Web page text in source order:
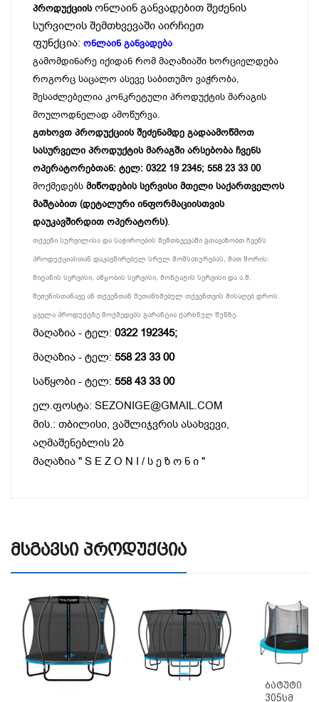
პროდუქციის ონლაინ განვადებით შეძენის
სურვილის შემთხვევაში აირჩიეთ
ფუნქცია: ონლაინ განვადება
გამომდინარე იქიდან რომ მაღაზიაში ხორციელდება
როგორც საცალო ასევე საბითუმო ვაჭრობა,
შესაძლებელია კონკრეტული პროდუქტის მარაგის
მოულოდნელად ამოწურვა.
გთხოვთ პროდუქციის შეძენამდე გადაამოწმოთ
სასურველი პროდუქტის მარაგში არსებობა ჩვენს
ოპერატორებთან: ტელ: 0322 19 2345; 558 23 33 00
მოქმედებს მიწოდების სერვისი მთელი საქართველოს
მაშტაბით (დეტალური ინფორმაციისთვის
დაუკავშირდით ოპერატორს).
თქვენი სურვილისა და საჭიროების შემთხვევაში გთავაზობთ ჩვენს
პროდუქციასთან დაკავშირებულ სრულ მომსახურებას, მათ შორის:
მიტანის სერვისი, აწყობის სერვისი, მონტაჟის სერვისი და ა.შ.
შეძენისთანავე ან თქვენთან შეთანხმებულ თქვენთვის მისაღებ დროს.
ყველა პროდუქტზე მოქმედებს გარანტია ქარხნულ წუნზე.
მაღაზია - ტელ: 0322 192345;
მაღაზია - ტელ: 558 23 33 00
საწყობი - ტელ: 558 43 33 00
ელ.ფოსტა: SEZONIGE@GMAIL.COM
მის.: თბილისი, ვაშლიჯვრის ასახვევი,
აღმაშენებლის 2ბ
მაღაზია " S E Z O N I / ს ე ზ ო ნ ი "
Მსგავსი Პროდუქცია
Ბატუტი
305სმ